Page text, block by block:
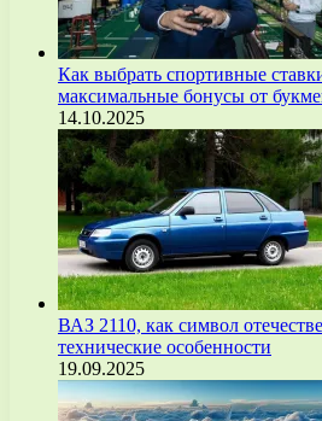
Как выбрать спортивные
максимальные бонусы от
14.10.2025
ВАЗ 2110, как символ
технические особенности
19.09.2025